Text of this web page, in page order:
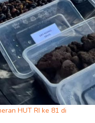
HUT RI ke 81 di